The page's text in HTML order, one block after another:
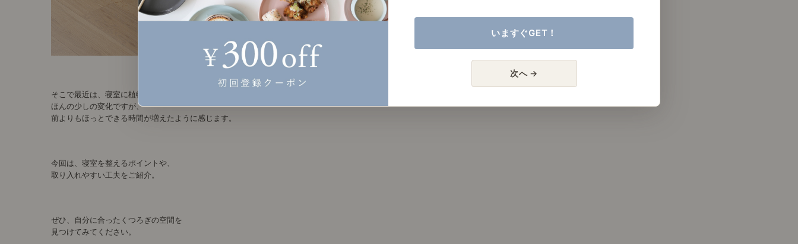
そこで最近は、寝室に植物を取り入れてみました。
ほんの少しの変化ですが、
前よりもほっとできる時間が増えたように感じます。
今回は、寝室を整えるポイントや、
取り入れやすい工夫をご紹介。
ぜひ、自分に合ったくつろぎの空間を
見つけてみてください。
いますぐGET！
次へ →